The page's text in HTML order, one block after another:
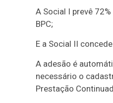
A Social I prevê
BPC;
E a Social II
A adesão é
necessário o
Prestação